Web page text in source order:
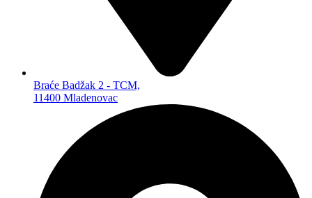
POWERBANKOVI
PUNJAČI BATERIJA
KUĆNA RASVETA
LAMPE
REFLEKTORI
SIJALICE
BATERISKE LAMPE
PEGLE
Braće Badžak 2 - TCM,
11400 Mladenovac